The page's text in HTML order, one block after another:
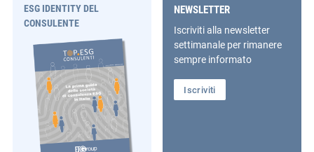
ESG IDENTITY DEL
CONSULENTE
NEWSLETTER
Iscriviti alla newsletter
settimanale per rimanere
sempre informato
Iscriviti